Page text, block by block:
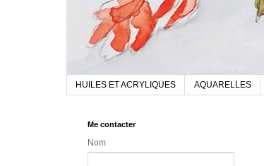
HUILES ET ACRYLIQUES AQUARELLES
Me contacter
Nom